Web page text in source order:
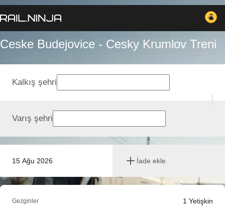
Ceske Budejovice - Cesky Krumlov Treni
15 Ağu 2026 İade ekle
Kalkış şehri
Varış şehri
Gezginler 1 Yetişkin